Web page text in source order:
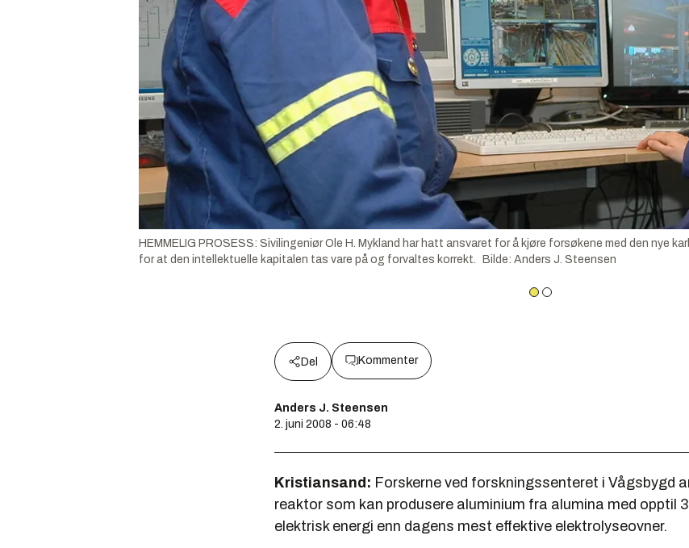
HEMMELIG PROSESS: Sivilingeniør Ole H. Mykland har hatt ansvaret for å kjøre forsøkene med den nye
for at den intellektuelle kapitalen tas vare på og forvaltes korrekt.
Bilde: Anders J. Steensen
Del Kommenter
Anders J. Steensen
2. juni 2008 - 06:48
Kristiansand: Forskerne ved forskningssenteret i Vågsbygd
reaktor som kan produsere aluminium fra alumina med opptil
elektrisk energi enn dagens mest effektive elektrolyseovner.